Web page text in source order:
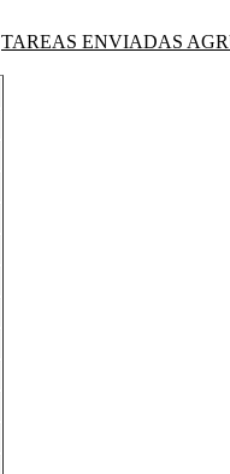
TAREAS ENVIADAS